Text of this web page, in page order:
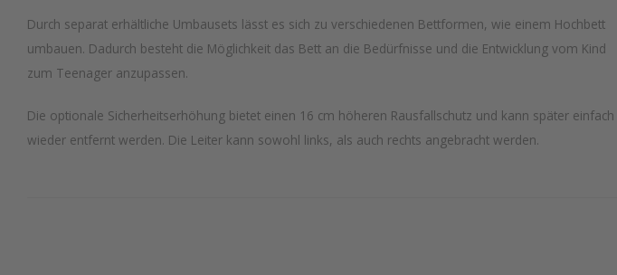
Durch separat erhältliche Umbausets lässt es sich zu verschiedenen Bettformen, wie einem Hochbett
umbauen. Dadurch besteht die Möglichkeit das Bett an die Bedürfnisse und die Entwicklung vom Kind
zum Teenager anzupassen.
Die optionale Sicherheitserhöhung bietet einen 16 cm höheren Rausfallschutz und kann später einfach
wieder entfernt werden. Die Leiter kann sowohl links, als auch rechts angebracht werden.